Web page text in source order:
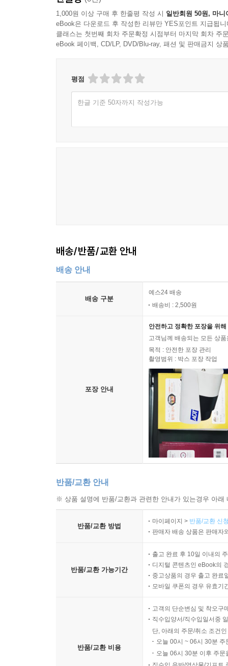
1,000원 이상 구매 후 한줄평 작성 시 일반회원 50원, 마니
eBook은 다운로드 후 작성한 리뷰만 YES포인트 지급됩니
클래스는 첫번째 회차 주문확정 시점부터 마지막 회차 주
eBook 페이백, CD/LP, DVD/Blu-ray, 패션 및 판매금지 상
평점
한글 기준 50자까지 작성가능
배송/반품/교환 안내
배송 안내
배송 구분
예스24 배송
배송비 : 2,500원
포장 안내
안전하고 정확한 포장을 위
고객님께 배송되는 모든 상
목적 : 안전한 포장 관리
촬영범위 : 박스 포장 작업
반품/교환 안내
※ 상품 설명에 반품/교환과 관련한 안내가 있는경우 아
반품/교환 방법
마이페이지 > 반품/교환 신
판매자 배송 상품은 판매자
반품/교환 가능기간
출고 완료 후 10일 이내의
디지털 콘텐츠인 eBook의
중고상품의 경우 출고 완료
모바일 쿠폰의 경우 유효기
반품/교환 비용
고객의 단순변심 및 착오구
직수입양서/직수입일서중
단, 아래의 주문/취소 조건
오늘 00시 ~ 06시 30분
오늘 06시 30분 이후 주